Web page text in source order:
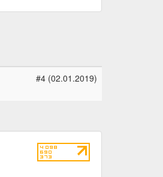
#4 (02.01.2019)